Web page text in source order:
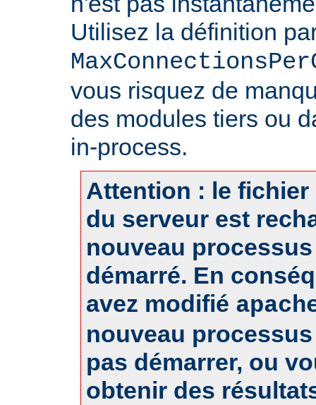
Utilisez la définition
vous risquez de
des modules tiers ou
in-process.
Attention : le
du serveur est
nouveau
démarré. En
avez modifié
nouveau
pas démarrer, ou
obtenir des